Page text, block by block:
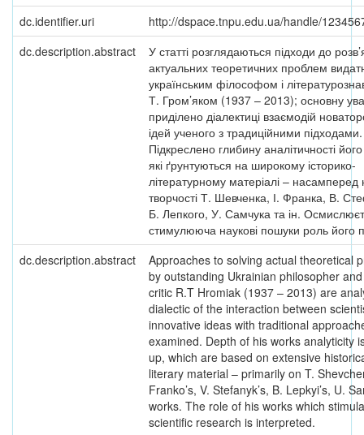
dc.identifier.uri
http://dspace.tnpu.edu.ua/handle/
dc.description.abstract
У статті розглядаються підходи до
актуальних теоретичних проблем
українським філософом і
Т. Гром’яком (1937 – 2013); основну
приділено діалектиці взаємодій
ідей ученого з традиційними підходами.
Підкреслено глибину аналітичності
які ґрунтуються на широкому історико-
літературному матеріалі – насамперед
творчості Т. Шевченка, І. Франка, В.
Б. Лепкого, У. Самчука та ін.
стимулююча наукові пошуки роль його
dc.description.abstract
Approaches to solving actual theoretical
by outstanding Ukrainian philosopher
critic R.T Hromiak (1937 – 2013) are
dialectic of the interaction between
innovative ideas with traditional
examined. Depth of his works analyticity
up, which are based on extensive
literary material – primarily on T.
Franko’s, V. Stefanyk’s, B. Lepkyi’s, U.
works. The role of his works which
scientific research is interpreted.